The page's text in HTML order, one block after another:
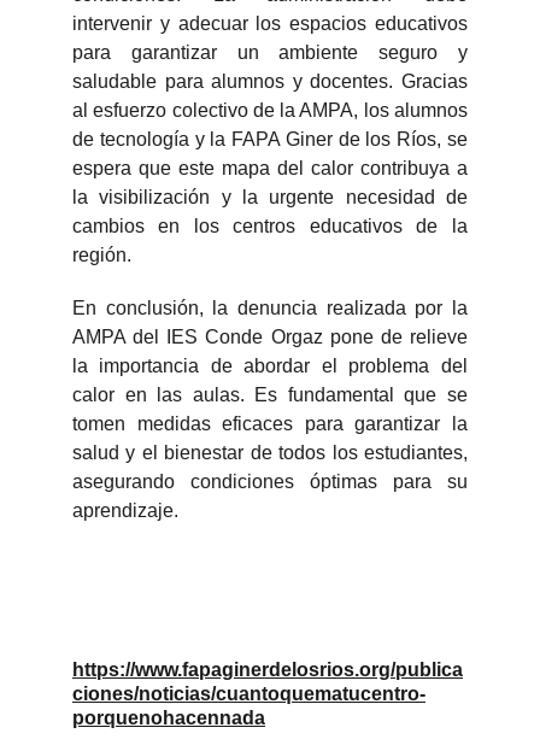
intervenir y adecuar los espacios educativos
para garantizar un ambiente seguro y
saludable para alumnos y docentes. Gracias
al esfuerzo colectivo de la AMPA, los alumnos
de tecnología y la FAPA Giner de los Ríos, se
espera que este mapa del calor contribuya a
la visibilización y la urgente necesidad de
cambios en los centros educativos de la
región.
En conclusión, la denuncia realizada por la
AMPA del IES Conde Orgaz pone de relieve
la importancia de abordar el problema del
calor en las aulas. Es fundamental que se
tomen medidas eficaces para garantizar la
salud y el bienestar de todos los estudiantes,
asegurando condiciones óptimas para su
aprendizaje.
https://www.fapaginerdelosrios.org/publica
ciones/noticias/cuantoquematucentro-
porquenohacennada